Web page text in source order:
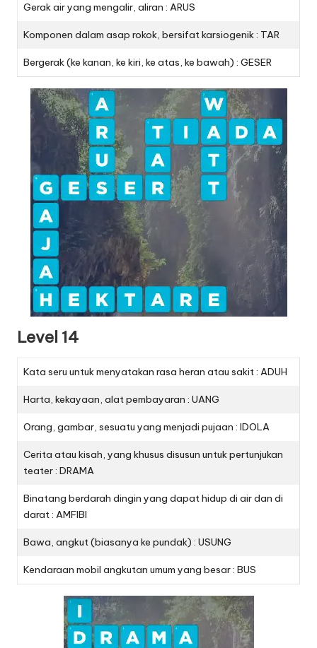
Gerak air yang mengalir, aliran : ARUS
Komponen dalam asap rokok, bersifat karsiogenik : TAR
Bergerak (ke kanan, ke kiri, ke atas, ke bawah) : GESER
Level 14
Kata seru untuk menyatakan rasa heran atau sakit : ADUH
Harta, kekayaan, alat pembayaran : UANG
Orang, gambar, sesuatu yang menjadi pujaan : IDOLA
Cerita atau kisah, yang khusus disusun untuk pertunjukan
teater : DRAMA
Binatang berdarah dingin yang dapat hidup di air dan di
darat : AMFIBI
Bawa, angkut (biasanya ke pundak) : USUNG
Kendaraan mobil angkutan umum yang besar : BUS